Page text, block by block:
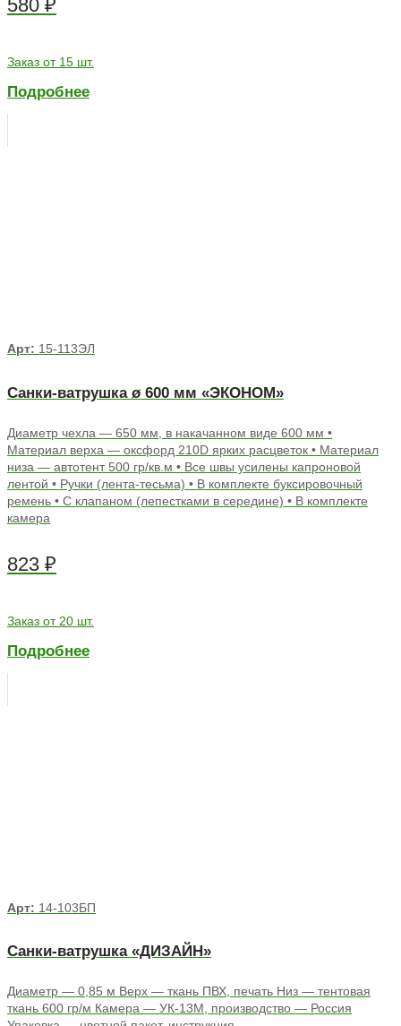
580 ₽
Заказ от 15 шт.
Подробнее
Арт: 15-113ЭЛ
Санки-ватрушка ø 600 мм «ЭКОНОМ»
Диаметр чехла — 650 мм, в накачанном виде 600 мм •
Материал верха — оксфорд 210D ярких расцветок • Материал
низа — автотент 500 гр/кв.м • Все швы усилены капроновой
лентой • Ручки (лента-тесьма) • В комплекте буксировочный
ремень • С клапаном (лепестками в середине) • В комплекте
камера
823 ₽
Заказ от 20 шт.
Подробнее
Арт: 14-103БП
Санки-ватрушка «ДИЗАЙН»
Диаметр — 0,85 м Верх — ткань ПВХ, печать Низ — тентовая
ткань 600 гр/м Камера — УК-13М, производство — Россия